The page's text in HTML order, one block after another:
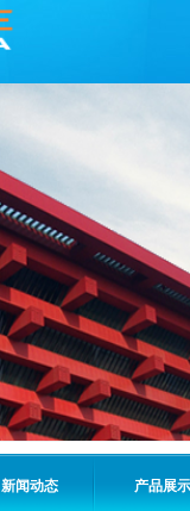
新闻动态 产品展示